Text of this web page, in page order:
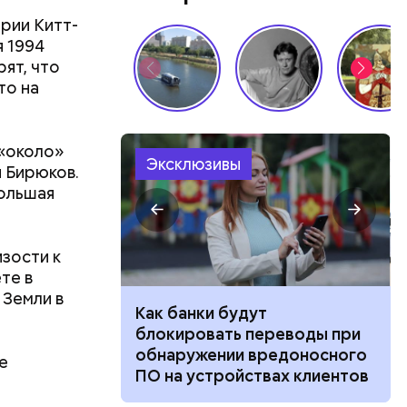
Китт-
1994
что
на
Бирюков.
к
в
в
снизит
о
лучше
быть»:
Ниньо
России
Эксклюзивы
где можно
это
Как банки будут
блокировать переводы при
обнаружении вредоносного
ПО на устройствах клиентов